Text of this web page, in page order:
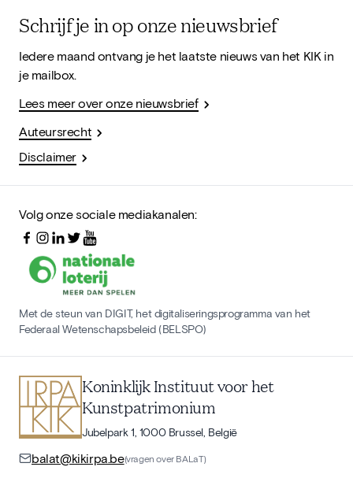
Schrijf je in op onze nieuwsbrief
Iedere maand ontvang je het laatste nieuws van het KIK in
je mailbox.
Lees meer over onze nieuwsbrief
Auteursrecht
Disclaimer
Volg onze sociale mediakanalen:
Met de steun van DIGIT, het digitaliseringsprogramma van het
Federaal Wetenschapsbeleid (BELSPO)
Koninklijk Instituut voor het
Kunstpatrimonium
Jubelpark 1, 1000 Brussel, België
balat@kikirpa.be(vragen over BALaT)